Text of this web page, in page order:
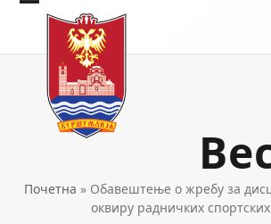
Open
mobile
menu
Close
mobile
menu
Почетна » Обавештење о жребу за
оквиру радничких